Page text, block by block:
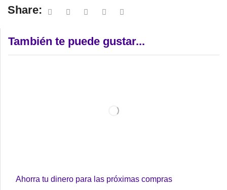
Share:
También te puede gustar...
Ahorra tu dinero para las próximas compras